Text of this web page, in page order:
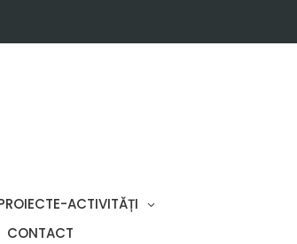
ACTIVITĂȚI
CONTACT